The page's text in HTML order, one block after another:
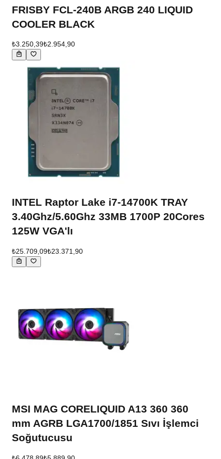
FRISBY FCL-240B ARGB 240 LIQUID
COOLER BLACK
₺3.250,39₺2.954,90
INTEL Raptor Lake i7-14700K TRAY
3.40Ghz/5.60Ghz 33MB 1700P 20Cores
125W VGA'lı
₺25.709,09₺23.371,90
MSI MAG CORELIQUID A13 360 360
mm AGRB LGA1700/1851 Sıvı İşlemci
Soğutucusu